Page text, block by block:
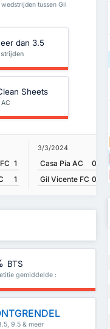
tussen Gil
dan 3.5
Sheets
1
1
3/3/2024
Casa Pia AC
0
Gil Vicente FC 0
BTS
gemiddelde :
9.5 & meer